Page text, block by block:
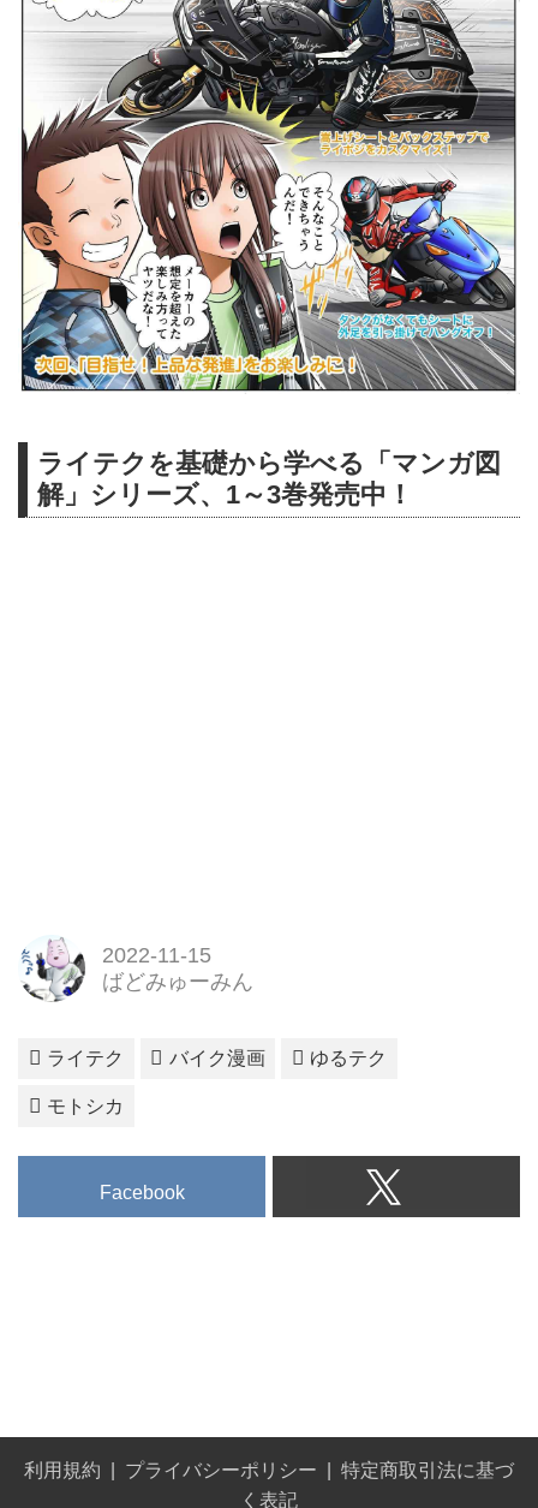
ライテクを基礎から学べる「マンガ図
解」シリーズ、1～3巻発売中！
2022-11-15
ばどみゅーみん
ライテク バイク漫画 ゆるテク
モトシカ
Facebook
利用規約 プライバシーポリシー
特定商取引法に基づ
く表記